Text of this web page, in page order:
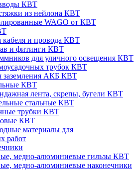
КВТ
из нейлона КВТ
WAGO от КВТ
кабеля и провода КВТ
и фитинги КВТ
для уличного освещения КВТ
трубок КВТ
заземления АКБ КВТ
КВТ
лента, скрепы, бугели КВТ
стальные КВТ
трубки КВТ
КВТ
материалы для
работ
медно-алюминиевые гильзы КВТ
медно-алюминиевые наконечники